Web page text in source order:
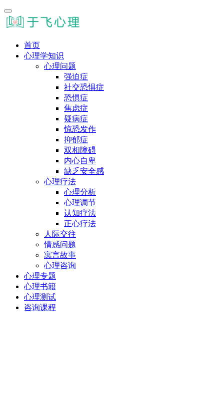
首页
心理学知识
心理问题
强迫症
社交恐惧症
恐惧症
焦虑症
疑病症
惊恐发作
抑郁症
双相障碍
内心自卑
缺乏安全感
心理疗法
心理分析
心理调节
认知疗法
正心疗法
人际交往
情感问题
寓言故事
心理咨询
心理专题
心理书籍
心理测试
咨询课程